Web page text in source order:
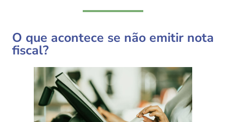
O que acontece se não emitir nota
fiscal?